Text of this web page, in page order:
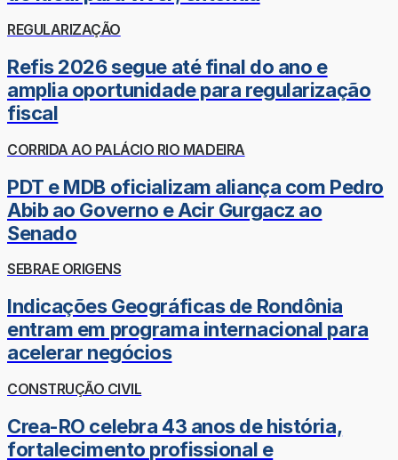
REGULARIZAÇÃO
Refis 2026 segue até final do ano e
amplia oportunidade para regularização
fiscal
CORRIDA AO PALÁCIO RIO MADEIRA
PDT e MDB oficializam aliança com Pedro
Abib ao Governo e Acir Gurgacz ao
Senado
SEBRAE ORIGENS
Indicações Geográficas de Rondônia
entram em programa internacional para
acelerar negócios
CONSTRUÇÃO CIVIL
Crea-RO celebra 43 anos de história,
fortalecimento profissional e